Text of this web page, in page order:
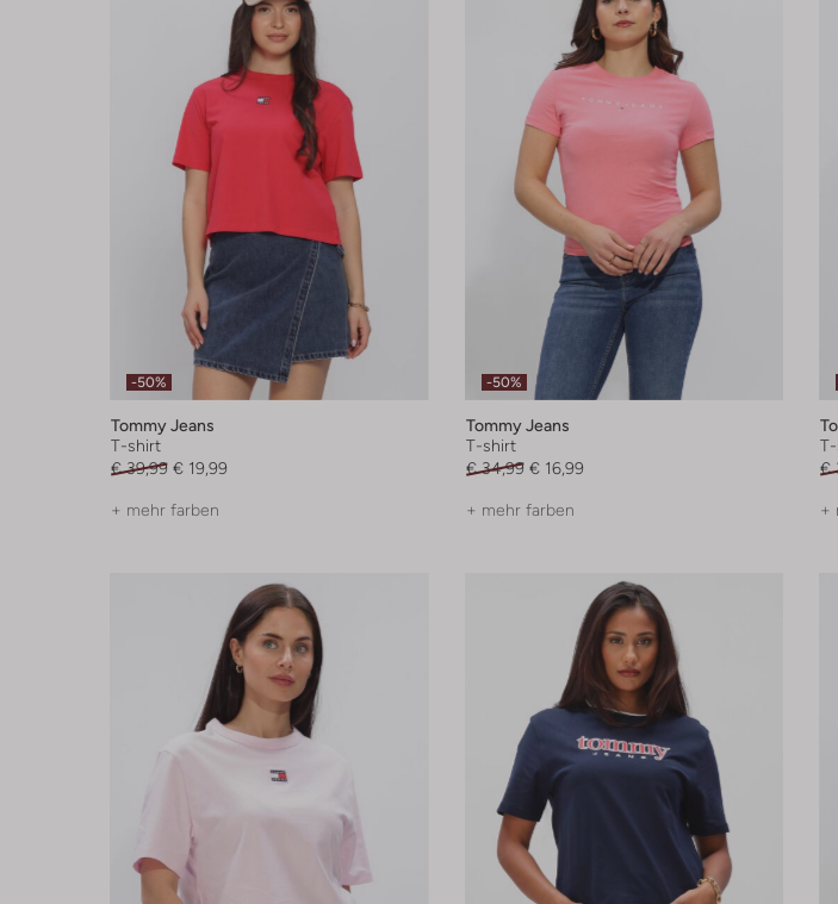
-50%
Tommy Jeans
T-shirt
€ 39,99 € 19,99
+ mehr farben
-50%
Tommy Jeans
T-shirt
€ 34,99 € 16,99
+ mehr farben
€
+